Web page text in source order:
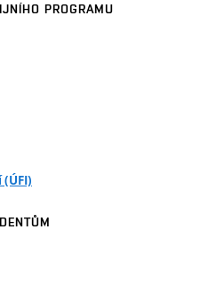
PROGRAMU